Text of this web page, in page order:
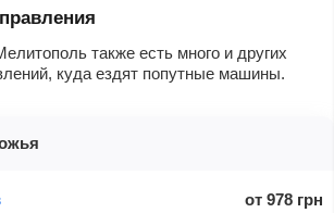
также есть много и других
куда ездят попутные машины.
от 978 грн